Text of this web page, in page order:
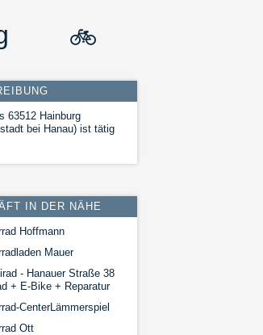
🚲
63512 Hainburg
bei Hanau) ist tätig
IN DER NÄHE
Hoffmann
Mauer
- Hanauer Straße 38
+ E-Bike + Reparatur
CenterLämmerspiel
Ott